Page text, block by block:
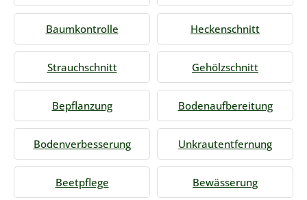
Baumkontrolle Heckenschnitt
Strauchschnitt Gehölzschnitt
Bepflanzung Bodenaufbereitung
Bodenverbesserung Unkrautentfernung
Beetpflege Bewässerung